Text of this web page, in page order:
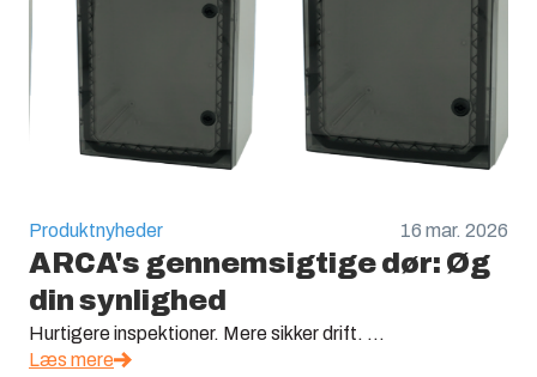
Produktnyheder 16 mar. 2026
ARCA's gennemsigtige dør: Øg
din synlighed
Hurtigere inspektioner. Mere sikker drift. ...
Læs mere